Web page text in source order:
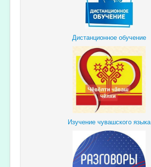
Дистанционное обучение
Изучение чувашского языка